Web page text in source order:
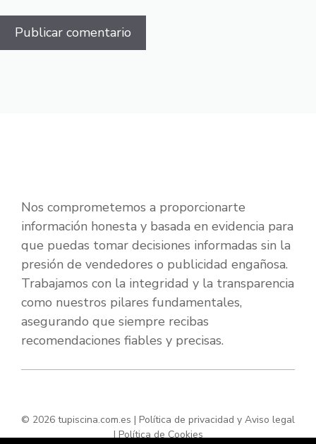
Nos comprometemos a proporcionarte
información honesta y basada en evidencia para
que puedas tomar decisiones informadas sin la
presión de vendedores o publicidad engañosa.
Trabajamos con la integridad y la transparencia
como nuestros pilares fundamentales,
asegurando que siempre recibas
recomendaciones fiables y precisas.
© 2026 tupiscina.com.es | Política de privacidad y Aviso legal
|Política de Cookies